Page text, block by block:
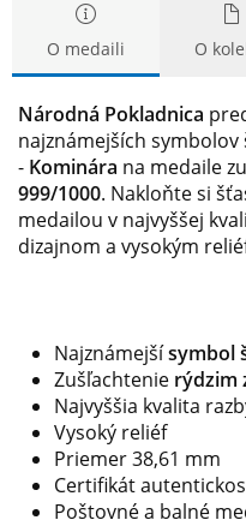
O medaili O
Národná Pokladnica
najznámejších symbolov
- Kominára na medaile
999/1000. Nakloňte si
medailou v najvyššej
dizajnom a vysokým
Najznámejšísymbol
Zušľachtenie rýdzim
Najvyššia kvalita
Vysoký reliéf
Priemer 38,61 mm
Certifikát
Poštovné a balné